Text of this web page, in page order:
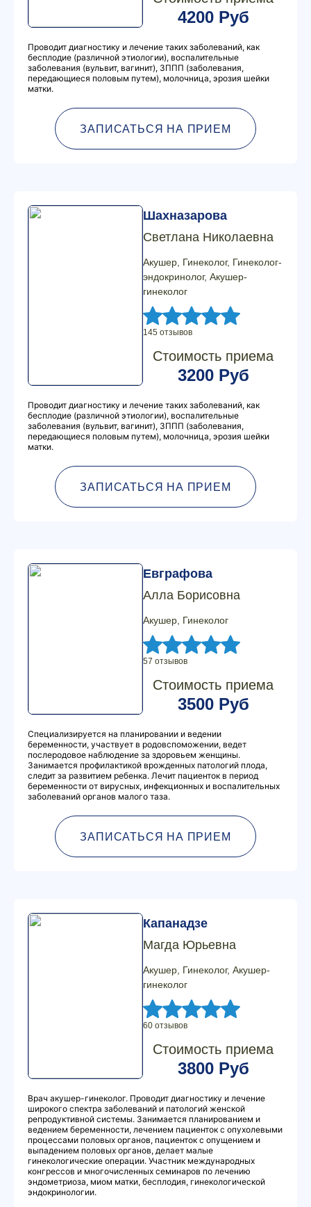
4200 Руб
Проводит диагностику и лечение таких заболеваний, как
бесплодие (различной этиологии), воспалительные
заболевания (вульвит, вагинит), ЗППП (заболевания,
передающиеся половым путем), молочница, эрозия шейки
матки.
ЗАПИСАТЬСЯ НА ПРИЕМ
Шахназарова
Светлана Николаевна
Акушер, Гинеколог, Гинеколог-
эндокринолог, Акушер-
гинеколог
145 отзывов
Стоимость приема
3200 Руб
Проводит диагностику и лечение таких заболеваний, как
бесплодие (различной этиологии), воспалительные
заболевания (вульвит, вагинит), ЗППП (заболевания,
передающиеся половым путем), молочница, эрозия шейки
матки.
ЗАПИСАТЬСЯ НА ПРИЕМ
Евграфова
Алла Борисовна
Акушер, Гинеколог
57 отзывов
Стоимость приема
3500 Руб
Специализируется на планировании и ведении
беременности, участвует в родовспоможении, ведет
послеродовое наблюдение за здоровьем женщины.
Занимается профилактикой врожденных патологий плода,
следит за развитием ребенка. Лечит пациенток в период
беременности от вирусных, инфекционных и воспалительных
заболеваний органов малого таза.
ЗАПИСАТЬСЯ НА ПРИЕМ
Капанадзе
Магда Юрьевна
Акушер, Гинеколог, Акушер-
гинеколог
60 отзывов
Стоимость приема
3800 Руб
Врач акушер-гинеколог. Проводит диагностику и лечение
широкого спектра заболеваний и патологий женской
репродуктивной системы. Занимается планированием и
ведением беременности, лечением пациенток с опухолевыми
процессами половых органов, пациенток с опущением и
выпадением половых органов, делает малые
гинекологические операции. Участник международных
конгрессов и многочисленных семинаров по лечению
эндометриоза, миом матки, бесплодия, гинекологической
эндокринологии.